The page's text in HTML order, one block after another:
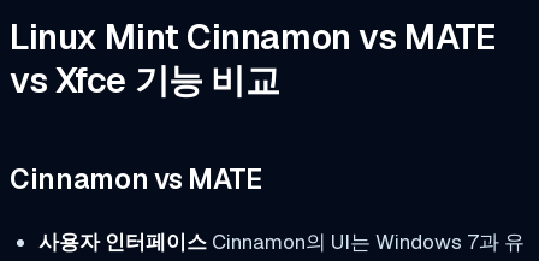
Linux Mint Cinnamon vs MATE
vs Xfce 기능 비교
Cinnamon vs MATE
사용자 인터페이스 Cinnamon의 UI는 Windows 7과 유